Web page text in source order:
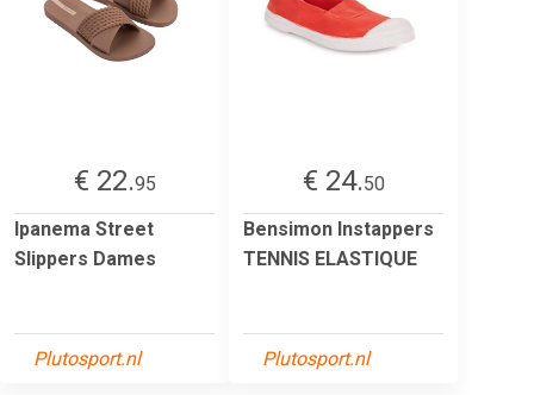
€ 22.95
Ipanema Street
Slippers Dames
Plutosport.nl
€ 24.50
Bensimon Instappers
TENNIS ELASTIQUE
Plutosport.nl